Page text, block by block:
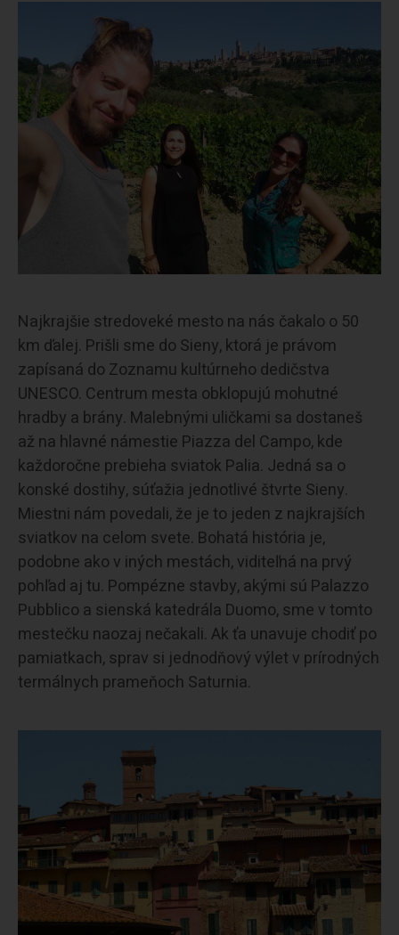
Najkrajšie stredoveké mesto na nás čakalo o 50
km ďalej. Prišli sme do Sieny, ktorá je právom
zapísaná do Zoznamu kultúrneho dedičstva
UNESCO. Centrum mesta obklopujú mohutné
hradby a brány. Malebnými uličkami sa dostaneš
až na hlavné námestie Piazza del Campo, kde
každoročne prebieha sviatok Palia. Jedná sa o
konské dostihy, súťažia jednotlivé štvrte Sieny.
Miestni nám povedali, že je to jeden z najkrajších
sviatkov na celom svete. Bohatá história je,
podobne ako v iných mestách, viditeľná na prvý
pohľad aj tu. Pompézne stavby, akými sú Palazzo
Pubblico a sienská katedrála Duomo, sme v tomto
mestečku naozaj nečakali. Ak ťa unavuje chodiť po
pamiatkach, sprav si jednodňový výlet v prírodných
termálnych prameňoch Saturnia.